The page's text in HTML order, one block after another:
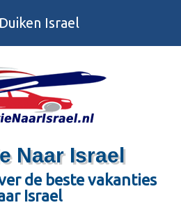
Duiken Israel
Naar Israel
de beste vakanties
Israel